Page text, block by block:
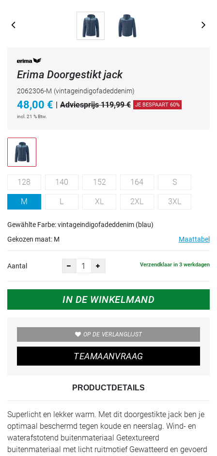
Erima Doorgestikt jack
2062306-M (vintageindigofadeddenim)
48,00 € | Adviesprijs 119,99 € JE BESPAART 60%
incl. 21 % Btw.
128 140 152 164 S
M L XL 2XL 3XL
Gewählte Farbe: vintageindigofadeddenim (blau)
Gekozen maat: M Maattabel
Aantal Verzendklaar in 3 werkdagen
IN DE WINKELMAND
OP DE VERLANGLIJST
TEAMAANVRAAG
PRODUCTDETAILS
Superlicht en lekker warm. Met dit doorgestikte jack ben je
optimaal beschermd tegen koude en neerslag. Wind- en
waterafstotend buitenmateriaal Getextureerd
buitenmateriaal met licht ruitmotief Gewatteerd en gevoerd